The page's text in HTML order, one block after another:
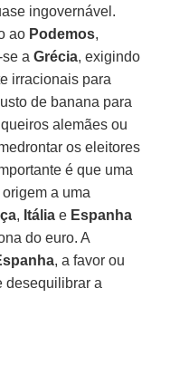
ingovernável.
ao Podemos,
se aGrécia, exigindo
irracionais para
de banana para
alemães ou
os eleitores
é que uma
a uma
, Itália e Espanha
do euro. A
, a favor ou
desequilibrar a